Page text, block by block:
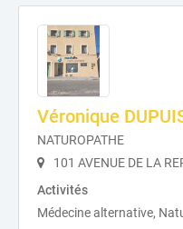
Véronique
NATUROPATHE
101 AVENUE DE LA
Activités
Médecine alternative,